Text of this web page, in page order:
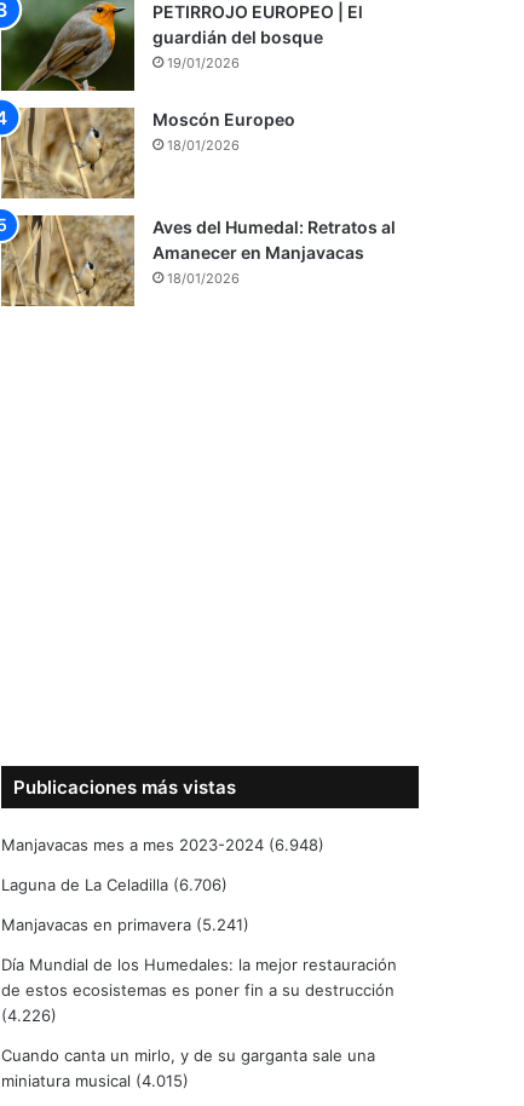
PETIRROJO EUROPEO | El
guardián del bosque
19/01/2026
Moscón Europeo
18/01/2026
Aves del Humedal: Retratos al
Amanecer en Manjavacas
18/01/2026
Publicaciones más vistas
Manjavacas mes a mes 2023-2024 (6.948)
Laguna de La Celadilla (6.706)
Manjavacas en primavera (5.241)
Día Mundial de los Humedales: la mejor restauración
de estos ecosistemas es poner fin a su destrucción
(4.226)
Cuando canta un mirlo, y de su garganta sale una
miniatura musical (4.015)